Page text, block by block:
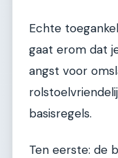
Echte
gaat erom dat
angst voor
basisregels.
Ten eerste: de